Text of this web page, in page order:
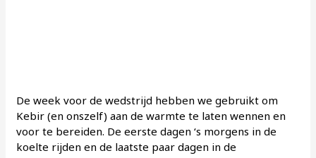
De week voor de wedstrijd hebben we gebruikt om
Kebir (en onszelf) aan de warmte te laten wennen en
voor te bereiden. De eerste dagen ‘s morgens in de
koelte rijden en de laatste paar dagen in de